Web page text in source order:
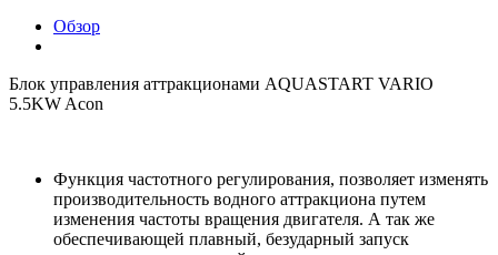
Обзор
Блок управления аттракционами AQUASTART VARIO
5.5KW Acon
Функция частотного регулирования, позволяет изменять
производительность водного аттракциона путем
изменения частоты вращения двигателя. А так же
обеспечивающей плавный, безударный запуск